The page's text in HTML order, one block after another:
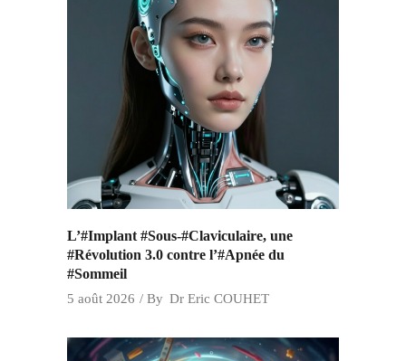
L’#Implant #Sous-#Claviculaire, une
#Révolution 3.0 contre l’#Apnée du
#Sommeil
5 août 2026 By Dr Eric COUHET